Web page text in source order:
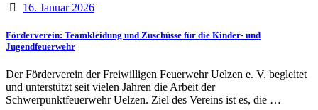
16. Januar 2026
Förderverein: Teamkleidung und Zuschüsse für die Kinder- und
Jugendfeuerwehr
Der Förderverein der Freiwilligen Feuerwehr Uelzen e. V. begleitet
und unterstützt seit vielen Jahren die Arbeit der
Schwerpunktfeuerwehr Uelzen. Ziel des Vereins ist es, die …